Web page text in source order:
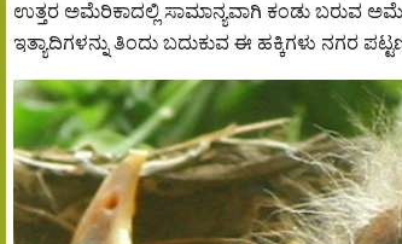
ಉತ್ತರ ಅಮೆರಿಕಾದಲ್ಲಿ ಸಾಮಾನ್ಯವಾಗಿ ಕಂಡು ಬರುವ
ಇತ್ಯಾದಿಗಳನ್ನು ತಿಂದು ಬದುಕುವ ಈ ಹಕ್ಕಿಗಳು ನಗರ